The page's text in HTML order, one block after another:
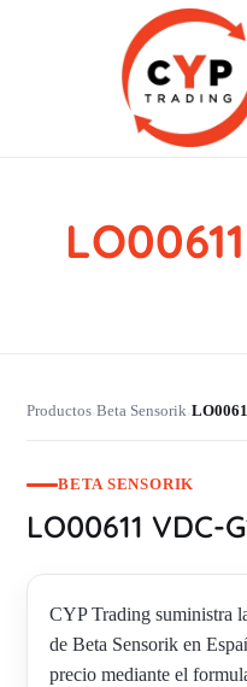
CYP Trading
Professionelle Ersatzteilbeschaffung
Productos›Beta Sensorik›
BETA SENSORIK
LO00611 VDC-
CYP Trading suministra
de Beta Sensorik en
precio mediante el